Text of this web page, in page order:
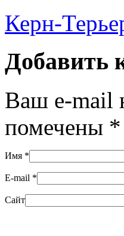
Керн-
Добавить
Ваш e-mail
помечены *
Имя *
E-mail *
Сайт